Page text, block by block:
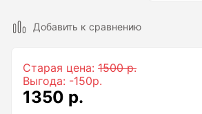
Добавить к сравнению
1350 р.
Старая цена: 1500 р.
Выгода: -150р.
Дальномеры оптические для